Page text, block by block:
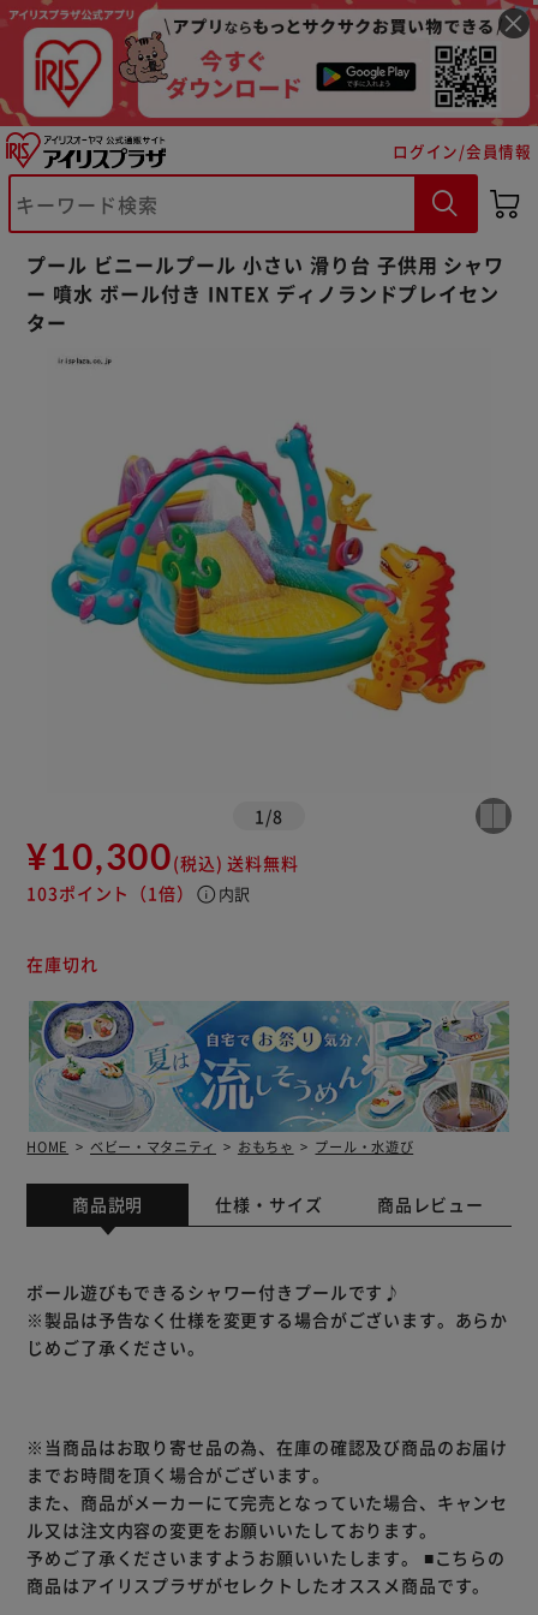
ログイン/会員情報
プール ビニールプール 小さい 滑り台 子供用 シャワ
ー 噴水 ボール付き INTEX ディノランドプレイセン
ター
1 /8
¥10,300(税込) 送料無料
103ポイント （1倍） info 内訳
在庫切れ
HOME ベビー・マタニティ おもちゃ プール・水遊び
商品説明 仕様・サイズ 商品レビュー
ボール遊びもできるシャワー付きプールです♪
※製品は予告なく仕様を変更する場合がございます。あらか
じめご了承ください。
※当商品はお取り寄せ品の為、在庫の確認及び商品のお届け
までお時間を頂く場合がございます。
また、商品がメーカーにて完売となっていた場合、キャンセ
ル又は注文内容の変更をお願いいたしております。
予めご了承くださいますようお願いいたします。 ■こちらの
商品はアイリスプラザがセレクトしたオススメ商品です。
※ご確認ください
カートに入れる 購入手続きへ